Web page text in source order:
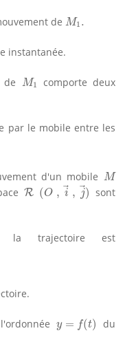
de M1 .
M1
instantanée.
de M1
M1
comporte deux
par le mobile entre les
d'un mobile M
M
R
R (O , i , j)
(O,i→,j→)sont
la trajectoire est
y = f(t)
y= t)
du